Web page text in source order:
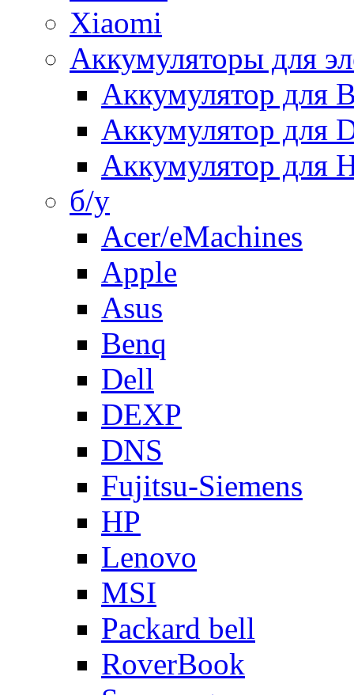
Xiaomi
Аккумуляторы для
Аккумулятор для
Аккумулятор для
Аккумулятор для
б/у
Acer/eMachines
Apple
Asus
Benq
Dell
DEXP
DNS
Fujitsu-Siemens
HP
Lenovo
MSI
Packard bell
RoverBook